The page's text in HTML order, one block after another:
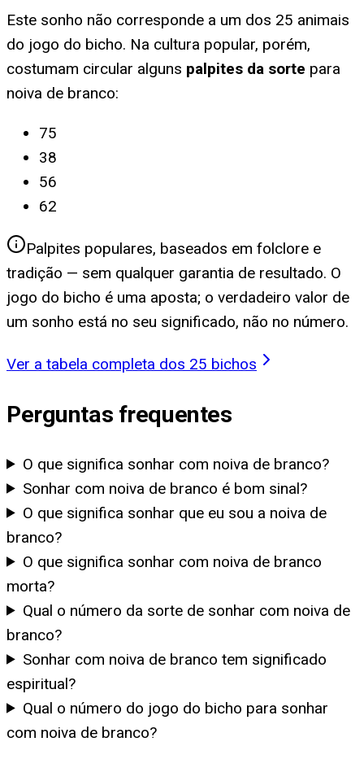
Este sonho não corresponde a um dos 25 animais
do jogo do bicho. Na cultura popular, porém,
costumam circular alguns palpites da sorte para
noiva de branco:
75
38
56
62
Palpites populares, baseados em folclore e
tradição — sem qualquer garantia de resultado. O
jogo do bicho é uma aposta; o verdadeiro valor de
um sonho está no seu significado, não no número.
Ver a tabela completa dos 25 bichos
Perguntas frequentes
O que significa sonhar com noiva de branco?
Sonhar com noiva de branco é bom sinal?
O que significa sonhar que eu sou a noiva de
branco?
O que significa sonhar com noiva de branco
morta?
Qual o número da sorte de sonhar com noiva de
branco?
Sonhar com noiva de branco tem significado
espiritual?
Qual o número do jogo do bicho para sonhar
com noiva de branco?